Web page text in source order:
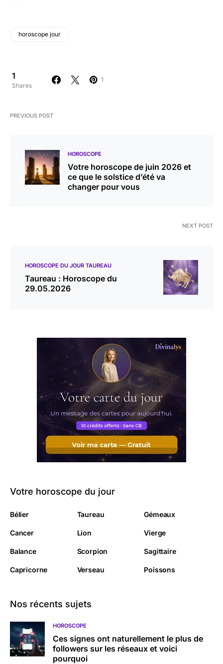
horoscope jour
1
Shares
1
PREVIOUS POST
HOROSCOPE
Votre horoscope de juin 2026 et
ce que le solstice d’été va
changer pour vous
NEXT POST
HOROSCOPE DU JOUR TAUREAU
Taureau : Horoscope du
29.05.2026
Votre horoscope du jour
Bélier Taureau Gémeaux
Cancer Lion Vierge
Balance Scorpion Sagittaire
Capricorne Verseau Poissons
Nos récents sujets
HOROSCOPE
Ces signes ont naturellement le plus de
followers sur les réseaux et voici
pourquoi